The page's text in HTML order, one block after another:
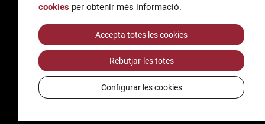
AccessibilitatAvís legal i Política de Privacitat
Política de cookies
Crèdits
cookies per obtenir més informació.
Accepta totes les cookies
Rebutjar-les totes
Configurar les cookies